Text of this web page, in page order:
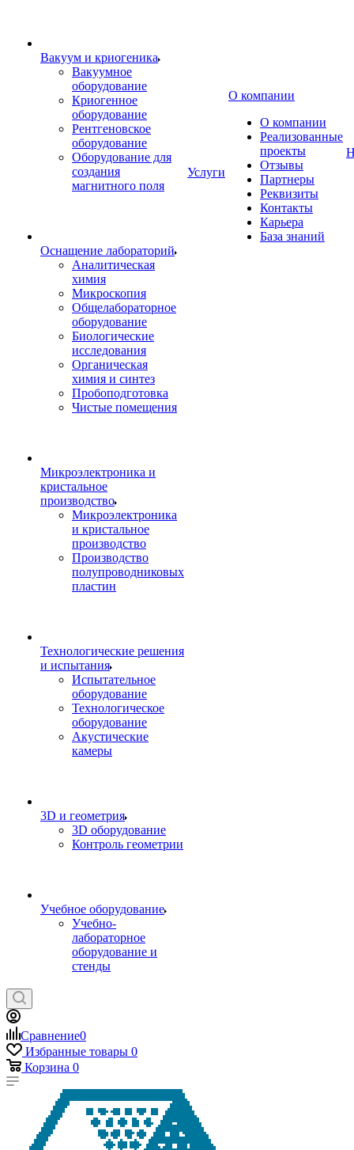
Вакуум и криогеника
Вакуумное
оборудование
Криогенное
оборудование
Рентгеновское
оборудование
Оборудование для
создания
магнитного поля
Оснащение лабораторий
Аналитическая
химия
Микроскопия
Общелабораторное
оборудование
Биологические
исследования
Органическая
химия и синтез
Пробоподготовка
Чистые помещения
Микроэлектроника и
кристальное
производство
Микроэлектроника
и кристальное
производство
Производство
полупроводниковых
пластин
Технологические решения
и испытания
Испытательное
оборудование
Технологическое
оборудование
Акустические
камеры
3D и геометрия
3D оборудование
Контроль геометрии
Учебное оборудование
Учебно-
лабораторное
оборудование и
стенды
Услуги
О компании
О компании
Реализованные
проекты
Отзывы
Партнеры
Реквизиты
Контакты
Карьера
База знаний
Сравнение0
Избранные товары 0
Корзина 0